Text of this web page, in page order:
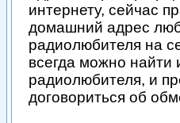
интернету, сейчас
домашний адрес
радиолюбителя на
всегда можно найти
радиолюбителя, и
договориться об